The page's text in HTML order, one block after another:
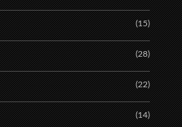
(15)
(28)
(22)
(14)